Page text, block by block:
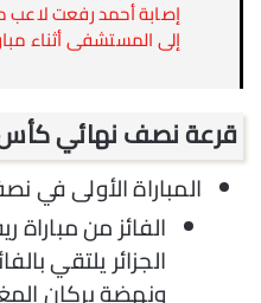
إصابة أحمد رفعت لاعب
إلى المستشفى أثناء
قرعة نصف نهائي كأس
المباراة الأولى في
الفائز من مباراة
الجزائر يلتقي
ونهضة بركان